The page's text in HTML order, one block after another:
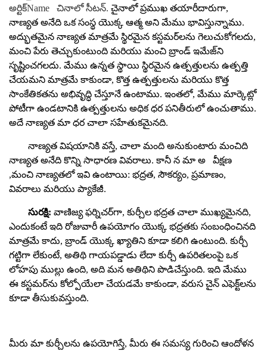
అర్టిక్Name
చినాలో సీటన్. చైనాలో ప్రముఖ తయారీదారుగా,
నాణ్యత అనేది ఒక సంస్థ యొక్క ఆత్మ అని మేము భావిస్తున్నాము.
అద్భుతమైన నాణ్యత మాత్రమే స్థిరమైన కస్టమర్‌లను గెలుచుకోగలదు,
మంచి పేరు తెచ్చుకుంటుంది మరియు మంచి బ్రాండ్ ఇమేజ్‌ని
సృష్టించగలదు. మేము ఉన్నత స్థాయి స్థిరమైన ఉత్పత్తులను ఉత్పత్తి
చేయమని మాత్రమే కాకుండా, కొత్త ఉత్పత్తులను మరియు కొత్త
సాంకేతికతను అభివృద్ధి చేస్తూనే ఉంటాము. ఇంతలో, మేము మార్కెట్లో
పోటీగా ఉండటానికి ఉత్పత్తులను అధిక ధర పనితీరులో ఉంచుతాము.
అదే నాణ్యత మా ధర చాలా సహేతుకమైనది.
నాణ్యత విషయానికి వస్తే, చాలా మంది అనుకుంటారు మంచిది
నాణ్యత అనేది కొన్ని సాధారణ వివరాలు. కానీ న మా అ
వీక్షణ
,మంచి నాణ్యతలో ఇవి ఉంటాయి: భద్రత, సౌకర్యం, ప్రమాణం,
వివరాలు మరియు ప్యాకేజీ.
సురక్షి:వాణిజ్య ఫర్నిచర్‌గా, కుర్చీల భద్రత చాలా ముఖ్యమైనది,
ఎందుకంటే ఇది రోజువారీ ఉపయోగం యొక్క భద్రతకు సంబంధించినది
మాత్రమే కాదు, బ్రాండ్ యొక్క ఖ్యాతిని కూడా కలిగి ఉంటుంది. కుర్చీ
గట్టిగా లేకుంటే, అతిథి గాయపడ్డాడు లేదా కుర్చీ ఉపరితలంపై ఒక
లోహపు ముల్లు ఉంది, అది మన అతిథిని పొడిచేస్తుంది. ఇది మేము
ఈ కస్టమర్‌ను కోల్పోయేలా చేయడమే కాకుండా, వరుస చైన్ ఎఫెక్ట్‌లను
కూడా తీసుకువస్తుంది.
మీరు మా కుర్చీలను ఉపయోగిస్తే, మీరు ఈ సమస్య గురించి ఆందోళన